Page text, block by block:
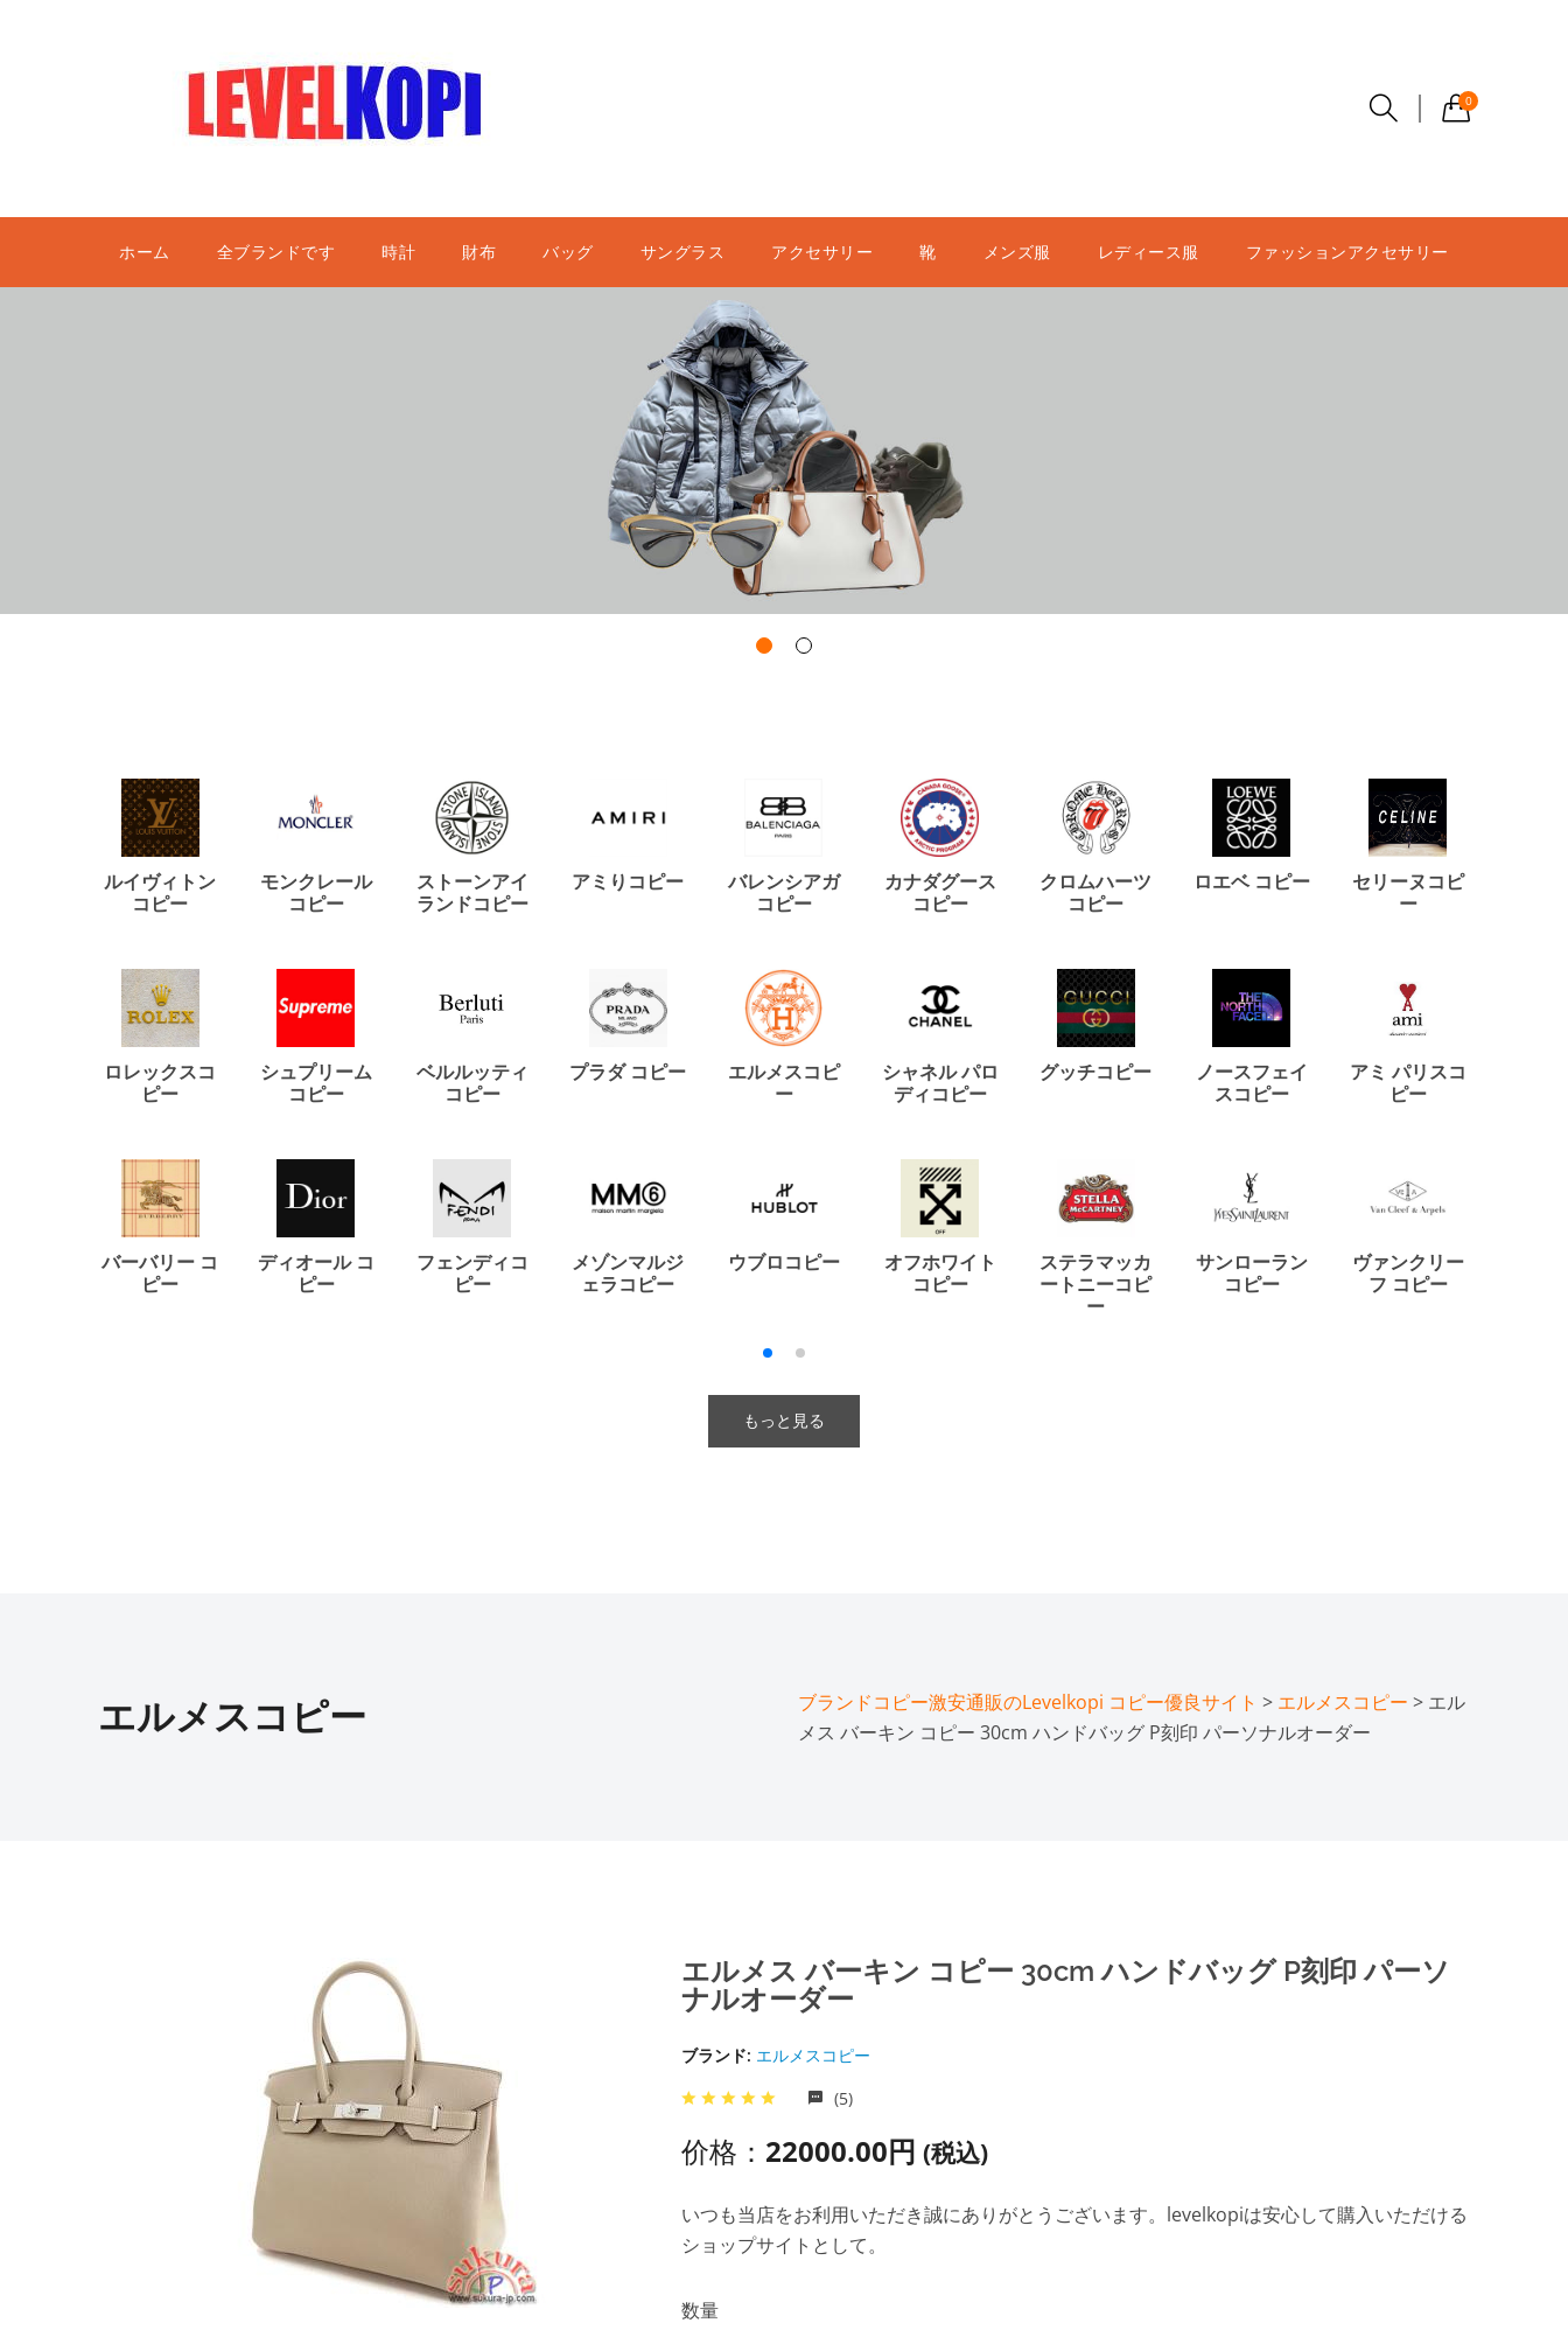
0
ホーム 全ブランドです 時計 財布 バッグ サングラス アクセサリー 靴 メンズ服 レディース服 ファッションアクセサリー
ルイヴィトン
コピー
モンクレール
コピー
ストーンアイ
ランドコピー
アミりコピー
バレンシアガ
コピー
カナダグース
コピー
クロムハーツ
コピー
ロエベ コピー
セリーヌコピ
ー
ロレックスコ
ピー
シュプリーム
コピー
ベルルッティ
コピー
プラダ コピー
エルメスコピ
ー
シャネル パロ
ディコピー
グッチコピー
ノースフェイ
スコピー
アミ パリスコ
ピー
バーバリー コ
ピー
ディオール コ
ピー
フェンディコ
ピー
メゾンマルジ
ェラコピー
ウブロコピー
オフホワイト
コピー
ステラマッカ
ートニーコピ
ー
サンローラン
コピー
ヴァンクリー
フ コピー
もっと見る
エルメスコピー ブランドコピー激安通販のLevelkopi コピー優良サイト > エルメスコピー > エル
メス バーキン コピー 30cm ハンドバッグ P刻印 パーソナルオーダー
エルメス バーキン コピー 30cm ハンドバッグ P刻印 パーソ
ナルオーダー
ブランド: エルメスコピー
(5)
价格： 22000.00円 (税込)
いつも当店をお利用いただき誠にありがとうございます。levelkopiは安心して購入いただける
ショップサイトとして。
数量